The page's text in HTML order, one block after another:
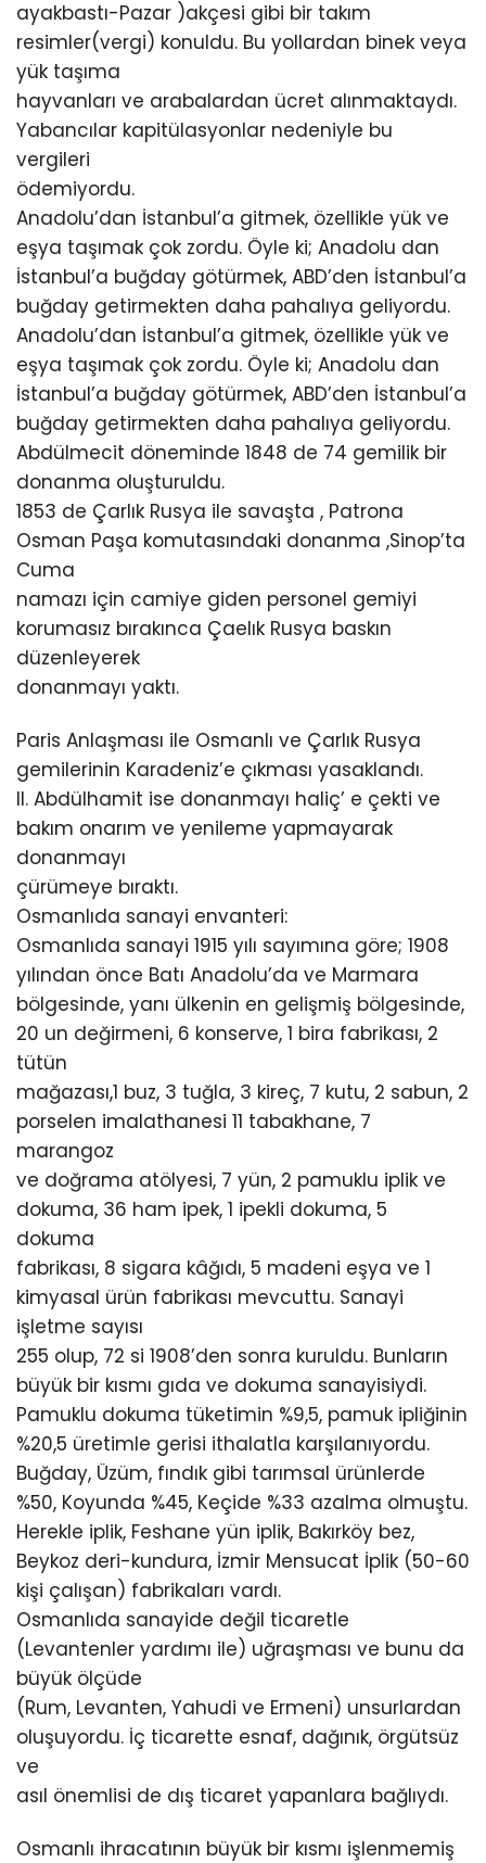
ayakbastı-Pazar )akçesi gibi bir takım
resimler(vergi) konuldu. Bu yollardan binek veya
yük taşıma
hayvanları ve arabalardan ücret alınmaktaydı.
Yabancılar kapitülasyonlar nedeniyle bu
vergileri
ödemiyordu.
Anadolu’dan İstanbul’a gitmek, özellikle yük ve
eşya taşımak çok zordu. Öyle ki; Anadolu dan
İstanbul’a buğday götürmek, ABD’den İstanbul’a
buğday getirmekten daha pahalıya geliyordu.
Anadolu’dan İstanbul’a gitmek, özellikle yük ve
eşya taşımak çok zordu. Öyle ki; Anadolu dan
İstanbul’a buğday götürmek, ABD’den İstanbul’a
buğday getirmekten daha pahalıya geliyordu.
Abdülmecit döneminde 1848 de 74 gemilik bir
donanma oluşturuldu.
1853 de Çarlık Rusya ile savaşta , Patrona
Osman Paşa komutasındaki donanma ,Sinop’ta
Cuma
namazı için camiye giden personel gemiyi
korumasız bırakınca Çaelık Rusya baskın
düzenleyerek
donanmayı yaktı.
Paris Anlaşması ile Osmanlı ve Çarlık Rusya
gemilerinin Karadeniz’e çıkması yasaklandı.
II. Abdülhamit ise donanmayı haliç’ e çekti ve
bakım onarım ve yenileme yapmayarak
donanmayı
çürümeye bıraktı.
Osmanlıda sanayi envanteri:
Osmanlıda sanayi 1915 yılı sayımına göre; 1908
yılından önce Batı Anadolu’da ve Marmara
bölgesinde, yanı ülkenin en gelişmiş bölgesinde,
20 un değirmeni, 6 konserve, 1 bira fabrikası, 2
tütün
mağazası,1 buz, 3 tuğla, 3 kireç, 7 kutu, 2 sabun, 2
porselen imalathanesi 11 tabakhane, 7
marangoz
ve doğrama atölyesi, 7 yün, 2 pamuklu iplik ve
dokuma, 36 ham ipek, 1 ipekli dokuma, 5
dokuma
fabrikası, 8 sigara kâğıdı, 5 madeni eşya ve 1
kimyasal ürün fabrikası mevcuttu. Sanayi
işletme sayısı
255 olup, 72 si 1908’den sonra kuruldu. Bunların
büyük bir kısmı gıda ve dokuma sanayisiydi.
Pamuklu dokuma tüketimin %9,5, pamuk ipliğinin
%20,5 üretimle gerisi ithalatla karşılanıyordu.
Buğday, Üzüm, fındık gibi tarımsal ürünlerde
%50, Koyunda %45, Keçide %33 azalma olmuştu.
Herekle iplik, Feshane yün iplik, Bakırköy bez,
Beykoz deri-kundura, İzmir Mensucat İplik (50-60
kişi çalışan) fabrikaları vardı.
Osmanlıda sanayide değil ticaretle
(Levantenler yardımı ile) uğraşması ve bunu da
büyük ölçüde
(Rum, Levanten, Yahudi ve Ermeni) unsurlardan
oluşuyordu. İç ticarette esnaf, dağınık, örgütsüz
ve
asıl önemlisi de dış ticaret yapanlara bağlıydı.
Osmanlı ihracatının büyük bir kısmı işlenmemiş